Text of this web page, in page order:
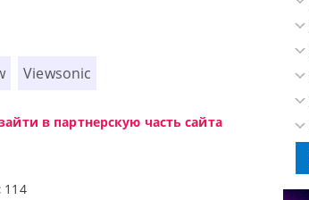
Viewsonic
в партнерскую часть сайта
114